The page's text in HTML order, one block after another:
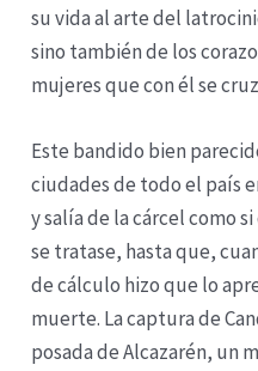
su vida al arte del
sino también de los
mujeres que con él se
Este bandido bien
ciudades de todo el país
y salía de la cárcel como
se tratase, hasta que,
de cálculo hizo que lo
muerte. La captura de
posada de Alcazarén, un